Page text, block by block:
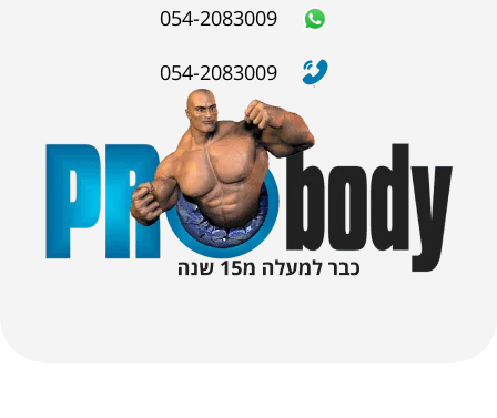
054-2083009
054-2083009